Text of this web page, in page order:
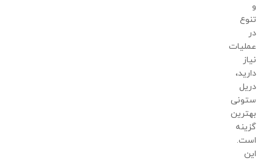
و
تنوع
در
عملیات
نیاز
دارید،
دریل
ستونی
بهترین
گزینه
است.
این